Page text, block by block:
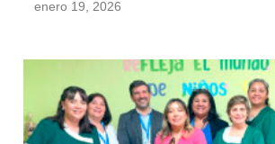
enero 19, 2026